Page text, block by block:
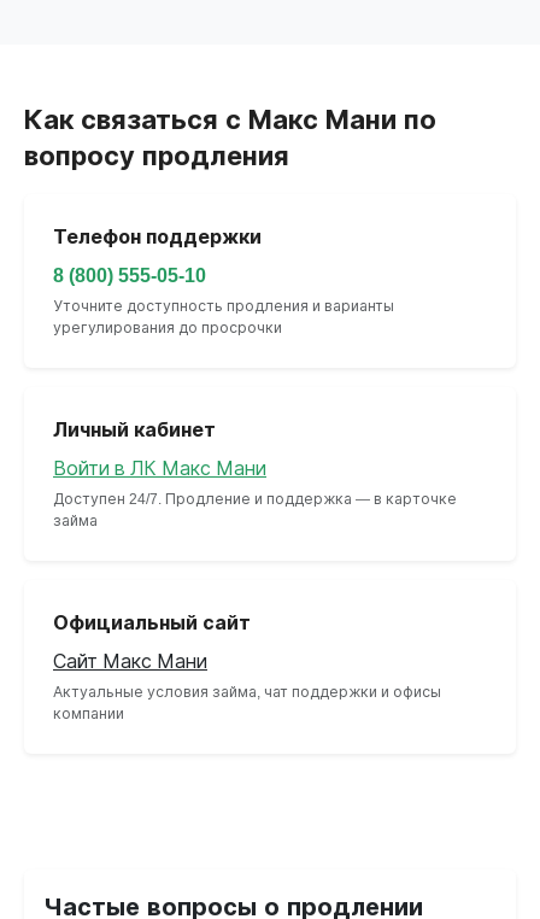
Как связаться с Макс Мани по
вопросу продления
Телефон поддержки
8 (800) 555-05-10
Уточните доступность продления и варианты
урегулирования до просрочки
Личный кабинет
Войти в ЛК Макс Мани
Доступен 24/7. Продление и поддержка — в карточке
займа
Официальный сайт
Сайт Макс Мани
Актуальные условия займа, чат поддержки и офисы
компании
Частые вопросы о продлении